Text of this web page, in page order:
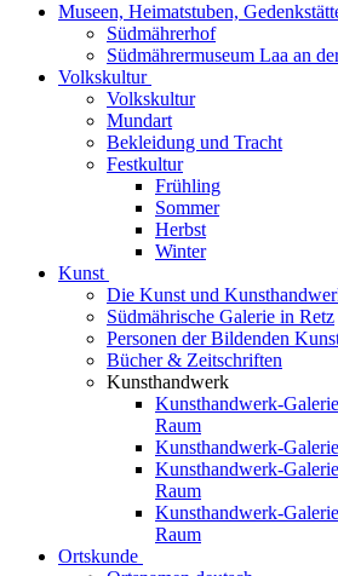
Museen, Heimatstuben,
Südmährerhof
Südmährermuseum Laa an
Volkskultur
Volkskultur
Mundart
Bekleidung und Tracht
Festkultur
Frühling
Sommer
Herbst
Winter
Kunst
Die Kunst und
Südmährische Galerie in Retz
Personen der Bildenden
Bücher & Zeitschriften
Kunsthandwerk
Kunsthandwerk-
Raum
Kunsthandwerk-
Kunsthandwerk-
Raum
Kunsthandwerk-
Raum
Ortskunde